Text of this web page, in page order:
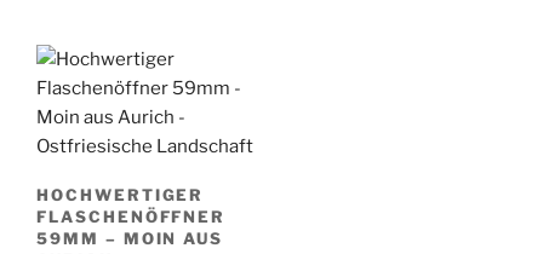
HOCHWERTIGER
FLASCHENÖFFNER
59MM – MOIN AUS